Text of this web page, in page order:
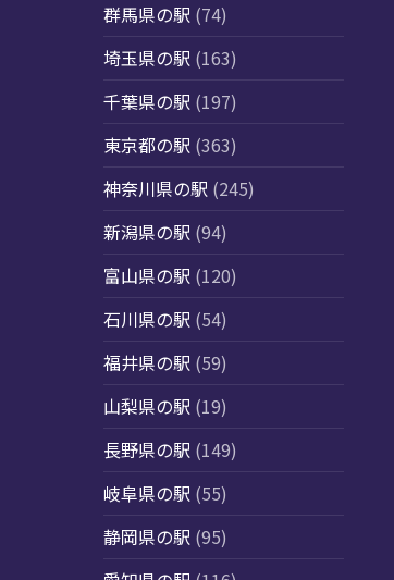
群馬県の駅 (74)
埼玉県の駅 (163)
千葉県の駅 (197)
東京都の駅 (363)
神奈川県の駅 (245)
新潟県の駅 (94)
富山県の駅 (120)
石川県の駅 (54)
福井県の駅 (59)
山梨県の駅 (19)
長野県の駅 (149)
岐阜県の駅 (55)
静岡県の駅 (95)